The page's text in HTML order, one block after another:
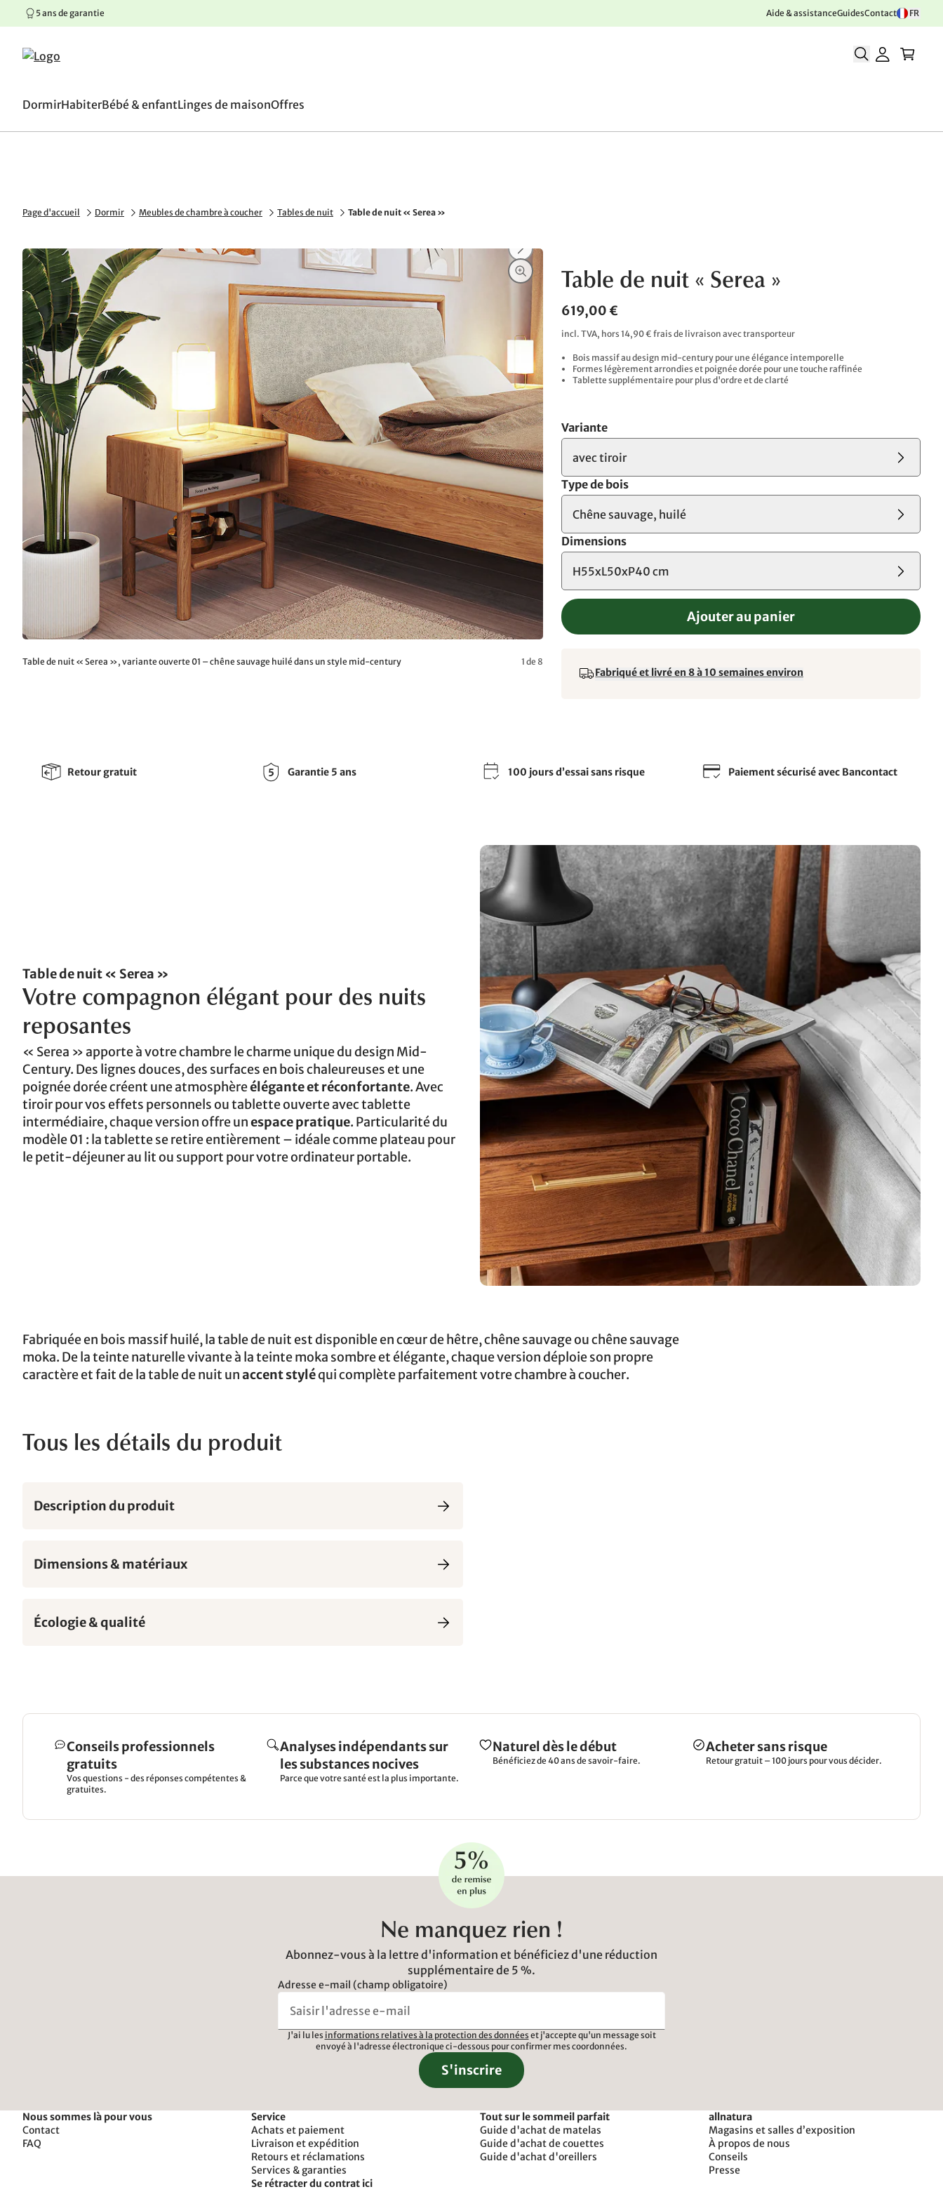
Aller au contenu principal
Aller à la navigation principale
Aller au pied de page
5 ans de garantie Aide & assistanceGuidesContact FR
DormirHabiterBébé & enfantLinges de maisonOffres
Page d'accueil Dormir Meubles de chambre à coucher Tables de nuit Table de nuit « Serea »
Table de nuit « Serea », variante ouverte 01 – chêne sauvage huilé dans un style mid-century 1 de 8
Table de nuit « Serea »
619,00 €
incl. TVA, hors 14,90 € frais de livraison avec transporteur
Bois massif au design mid-century pour une élégance intemporelle
Formes légèrement arrondies et poignée dorée pour une touche raffinée
Tablette supplémentaire pour plus d'ordre et de clarté
Variante
avec tiroir
Type de bois
Chêne sauvage, huilé
Dimensions
H55xL50xP40 cm
Ajouter au panier
Fabriqué et livré en 8 à 10 semaines environ
Retour gratuit Garantie 5 ans 100 jours d’essai sans risque Paiement sécurisé avec Bancontact
Table de nuit « Serea »
Votre compagnon élégant pour des nuits
reposantes
« Serea » apporte à votre chambre le charme unique du design Mid-
Century. Des lignes douces, des surfaces en bois chaleureuses et une
poignée dorée créent une atmosphèreélégante et réconfortante. Avec
tiroir pour vos effets personnels ou tablette ouverte avec tablette
intermédiaire, chaque version offre unespace pratique. Particularité du
modèle 01 : la tablette se retire entièrement – idéale comme plateau pour
le petit-déjeuner au lit ou support pour votre ordinateur portable.
Fabriquée en bois massif huilé, la table de nuit est disponible en cœur de hêtre, chêne sauvage ou chêne sauvage
moka. De la teinte naturelle vivante à la teinte moka sombre et élégante, chaque version déploie son propre
caractère et fait de la table de nuit unaccent styléqui complète parfaitement votre chambre à coucher.
Tous les détails du produit
Description du produit
Dimensions & matériaux
Écologie & qualité
Conseils professionnels
gratuits
Vos questions - des réponses compétentes &
gratuites.
Analyses indépendants sur
les substances nocives
Parce que votre santé est la plus importante.
Naturel dès le début
Bénéficiez de 40 ans de savoir-faire.
Acheter sans risque
Retour gratuit – 100 jours pour vous décider.
Ne manquez rien !
Abonnez-vous à la lettre d'information et bénéficiez d'une réduction
supplémentaire de 5 %.
Adresse e-mail (champ obligatoire)
J'ai lu les informations relatives à la protection des données et j'accepte qu'un message soit
envoyé à l'adresse électronique ci-dessous pour confirmer mes coordonnées.
S'inscrire
Nous sommes là pour vous
Contact
FAQ
Service
Achats et paiement
Livraison et expédition
Retours et réclamations
Services & garanties
Se rétracter du contrat ici
Tout sur le sommeil parfait
Guide d'achat de matelas
Guide d'achat de couettes
Guide d'achat d'oreillers
allnatura
Magasins et salles d’exposition
À propos de nous
Conseils
Presse